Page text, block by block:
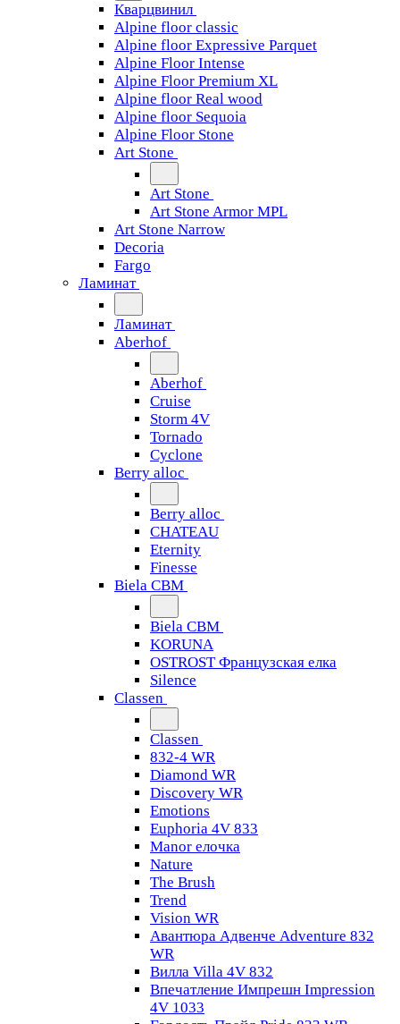
Кварцвинил
Alpine floor classic
Alpine floor Expressive Parquet
Alpine Floor Intense
Alpine Floor Premium XL
Alpine floor Real wood
Alpine floor Sequoia
Alpine Floor Stone
Art Stone
Art Stone
Art Stone Armor MPL
Art Stone Narrow
Decoria
Fargo
Ламинат
Ламинат
Aberhof
Aberhof
Cruise
Storm 4V
Tornado
Сyclone
Berry alloc
Berry alloc
CHATEAU
Eternity
Finesse
Biela CBM
Biela CBM
KORUNA
OSTROST Французская елка
Silence
Classen
Classen
832-4 WR
Diamond WR
Discovery WR
Emotions
Euphoria 4V 833
Manor елочка
Nature
The Brush
Trend
Vision WR
Авантюра Адвенче Adventure 832
WR
Вилла Villa 4V 832
Впечатление Импрешн Impression
4V 1033